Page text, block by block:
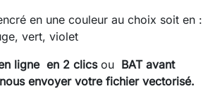
en une couleur au choix soit en :
vert, violet
ligne en 2 clics ou BAT avant
envoyer votre fichier vectorisé.